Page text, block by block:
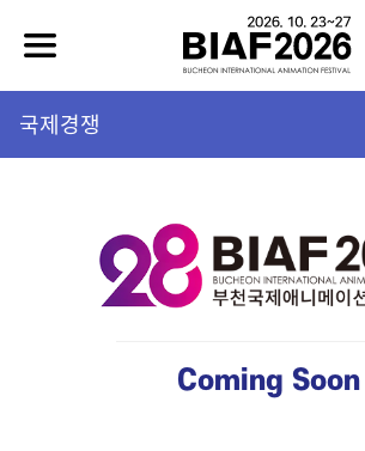
국제경쟁
Coming Soon